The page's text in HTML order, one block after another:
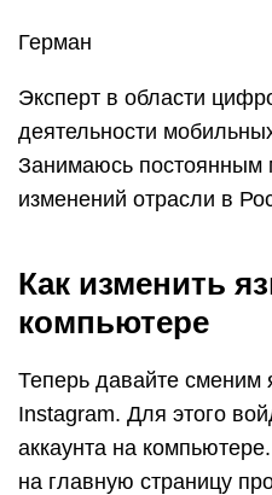
Герман
Эксперт в области
деятельности
Занимаюсь постоянным
изменений отрасли в
Как изменить
компьютере
Теперь давайте сменим
Instagram. Для этого
аккаунта на
на главную страницу